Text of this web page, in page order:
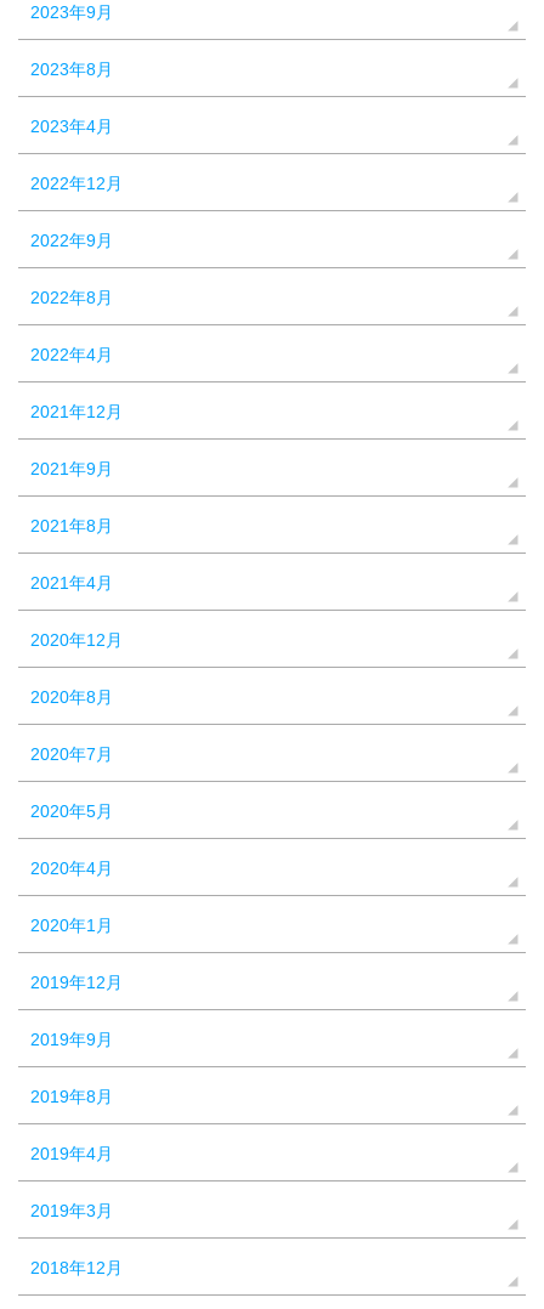
2023年9月
2023年8月
2023年4月
2022年12月
2022年9月
2022年8月
2022年4月
2021年12月
2021年9月
2021年8月
2021年4月
2020年12月
2020年8月
2020年7月
2020年5月
2020年4月
2020年1月
2019年12月
2019年9月
2019年8月
2019年4月
2019年3月
2018年12月